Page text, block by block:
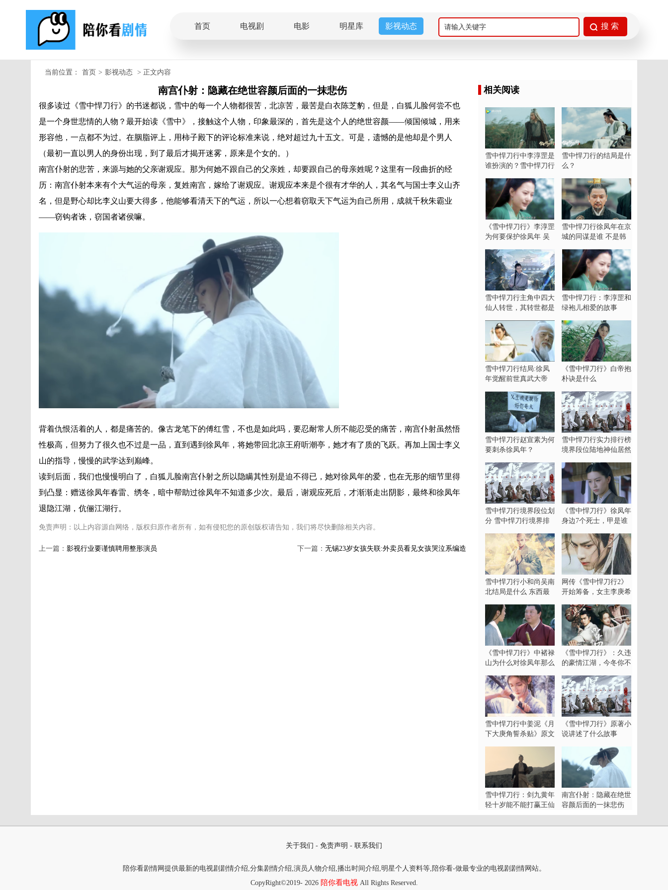
首页 电视剧 电影 明星库 影视动态
当前位置： 首页 > 影视动态 > 正文内容
南宫仆射：隐藏在绝世容颜后面的一抹悲伤
很多读过《雪中悍刀行》的书迷都说，雪中的每一个人物都很苦，北凉苦，最苦是白衣陈芝豹，但是，白狐儿脸何尝不也
是一个身世悲情的人物？最开始读《雪中》，接触这个人物，印象最深的，首先是这个人的绝世容颜——倾国倾城，用来
形容他，一点都不为过。在胭脂评上，用柿子殿下的评论标准来说，绝对超过九十五文。可是，遗憾的是他却是个男人
（最初一直以男人的身份出现，到了最后才揭开迷雾，原来是个女的。）
南宫仆射的悲苦，来源与她的父亲谢观应。那为何她不跟自己的父亲姓，却要跟自己的母亲姓呢？这里有一段曲折的经
历：南宫仆射本来有个大气运的母亲，复姓南宫，嫁给了谢观应。谢观应本来是个很有才华的人，其名气与国士李义山齐
名，但是野心却比李义山要大得多，他能够看清天下的气运，所以一心想着窃取天下气运为自己所用，成就千秋朱霸业
——窃钩者诛，窃国者诸侯嘛。
背着仇恨活着的人，都是痛苦的。像古龙笔下的傅红雪，不也是如此吗，要忍耐常人所不能忍受的痛苦，南宫仆射虽然悟
性极高，但努力了很久也不过是一品，直到遇到徐凤年，将她带回北凉王府听潮亭，她才有了质的飞跃。再加上国士李义
山的指导，慢慢的武学达到巅峰。
读到后面，我们也慢慢明白了，白狐儿脸南宫仆射之所以隐瞒其性别是迫不得已，她对徐凤年的爱，也在无形的细节里得
到凸显：赠送徐凤年春雷、绣冬，暗中帮助过徐凤年不知道多少次。最后，谢观应死后，才渐渐走出阴影，最终和徐凤年
退隐江湖，伉俪江湖行。
免责声明：以上内容源自网络，版权归原作者所有，如有侵犯您的原创版权请告知，我们将尽快删除相关内容。
上一篇： 影视行业要谨慎聘用整形演员 下一篇： 无锡23岁女孩失联:外卖员看见女孩哭泣系编造
相关阅读
雪中悍刀行中李淳罡是
谁扮演的？雪中悍刀行
雪中悍刀行的结局是什
么？
《雪中悍刀行》李淳罡
为何要保护徐凤年 吴
雪中悍刀行徐凤年在京
城的同谋是谁 不是韩
雪中悍刀行主角中四大
仙人转世，其转世都是
雪中悍刀行：李淳罡和
绿袍儿相爱的故事
雪中悍刀行结局:徐凤
年觉醒前世真武大帝
《雪中悍刀行》白帝抱
朴诀是什么
雪中悍刀行赵宣素为何
要刺杀徐凤年？
雪中悍刀行实力排行榜
境界段位陆地神仙居然
雪中悍刀行境界段位划
分 雪中悍刀行境界排
《雪中悍刀行》徐凤年
身边7个死士，甲是谁
雪中悍刀行小和尚吴南
北结局是什么 东西最
网传《雪中悍刀行2》
开始筹备，女主李庚希
《雪中悍刀行》中褚禄
山为什么对徐凤年那么
《雪中悍刀行》：久违
的豪情江湖，今冬你不
雪中悍刀行中姜泥《月
下大庚角誓杀贴》原文
《雪中悍刀行》原著小
说讲述了什么故事
雪中悍刀行：剑九黄年
轻十岁能不能打赢王仙
芝
南宫仆射：隐藏在绝世
容颜后面的一抹悲伤
关于我们 - 免责声明 - 联系我们
陪你看剧情网提供最新的电视剧剧情介绍,分集剧情介绍,演员人物介绍,播出时间介绍,明星个人资料等,陪你看-做最专业的电视剧剧情网站。
CopyRight©2019- 2026 陪你看电视All Rights Reserved.